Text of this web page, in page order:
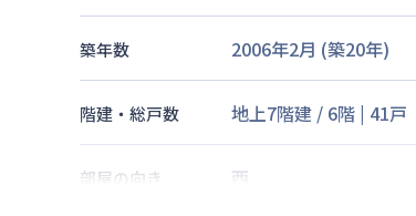
築年数 2006年2月 (築20年)
階建・総戸数 地上7階建 / 6階 | 41戸
部屋の向き 西